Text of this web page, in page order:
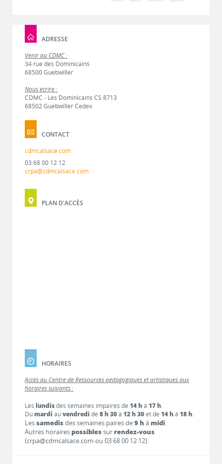
ADRESSE
Venir au CDMC :
34 rue des Dominicains
68500 Guebwiller
Nous écrire :
CDMC - Les Dominicains CS 8713
68502 Guebwiller Cedex
CONTACT
cdmcalsace.com
03 68 00 12 12
crpa@cdmcalsace.com
PLAN D'ACCÈS
HORAIRES
Accès au Centre de Ressources pédagogiques et artistiques aux
horaires suivants :
Les lundisdes semaines impaires de 14 hà 17 h.
Dumardi auvendredi de 8 h 30à 12 h 30et de 14 hà 18 h.
Lessamedisdes semaines paires de9 h à midi.
Autres horaires possiblessur rendez-vous
(crpa@cdmcalsace.com ou 03 68 00 12 12).